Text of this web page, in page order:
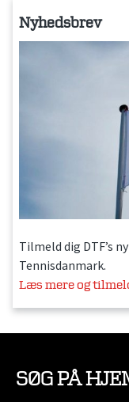
Nyhedsbrev
Tilmeld dig DTF’s
Tennisdanmark.
Læs mere og
SØG PÅ